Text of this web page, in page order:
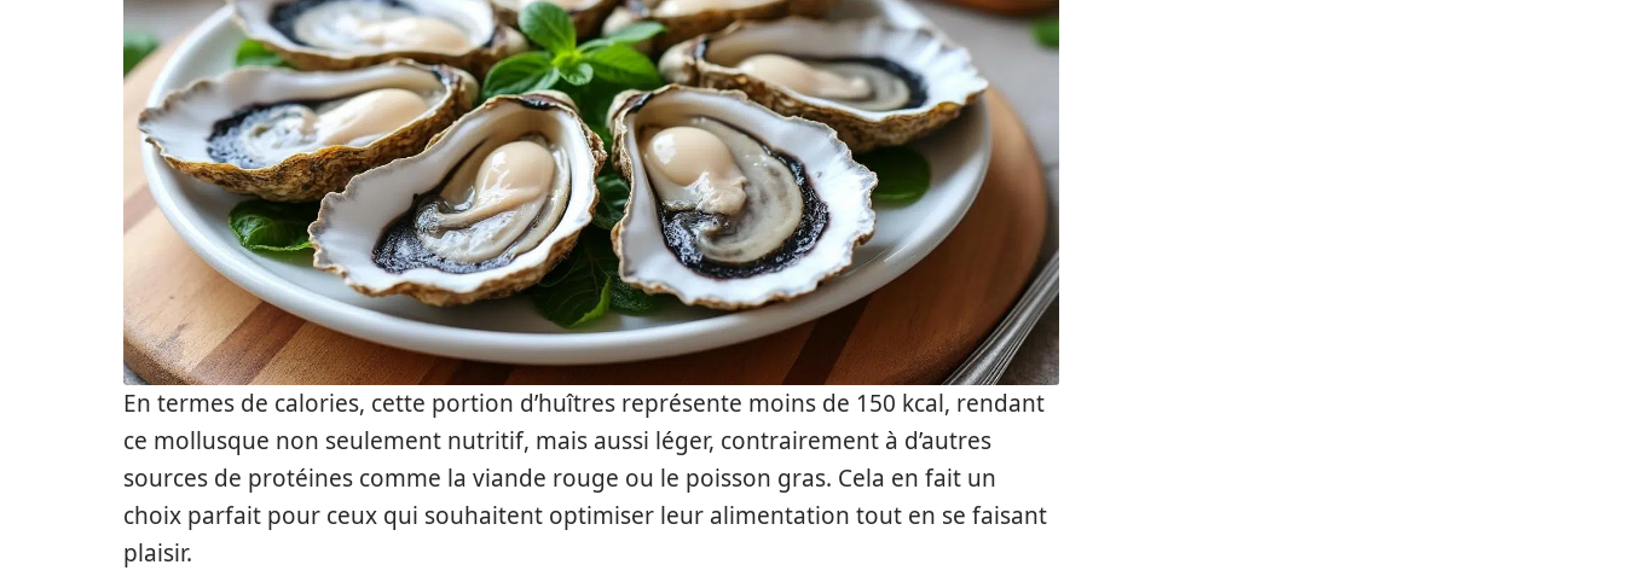
En termes de calories, cette portion d’huîtres représente moins de 150 kcal, rendant
ce mollusque non seulement nutritif, mais aussi léger, contrairement à d’autres
sources de protéines comme la viande rouge ou le poisson gras. Cela en fait un
choix parfait pour ceux qui souhaitent optimiser leur alimentation tout en se faisant
plaisir.